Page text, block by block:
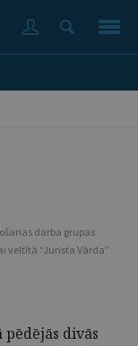
darba grupas
veltītā “Jurista Vārda”
divās